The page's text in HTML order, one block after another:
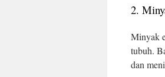
2.
Minyak
tubuh.
dan